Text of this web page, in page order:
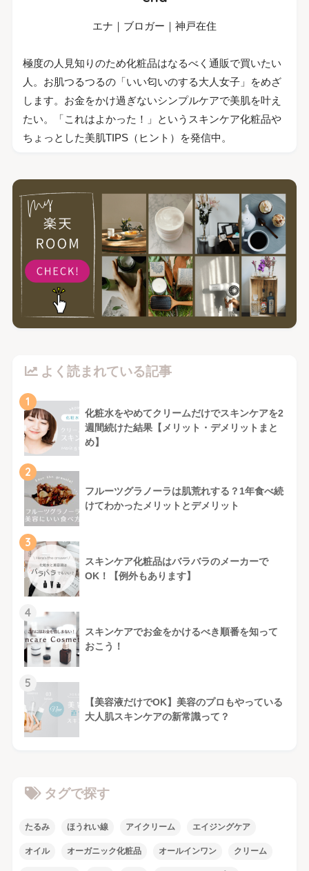
エナ｜ブロガー｜神戸在住
極度の人見知りのため化粧品はなるべく通販で買いたい
人。お肌つるつるの「いい匂いのする大人女子」をめざ
します。お金をかけ過ぎないシンプルケアで美肌を叶え
たい。「これはよかった！」というスキンケア化粧品や
ちょっとした美肌TIPS（ヒント）を発信中。
よく読まれている記事
1
化粧水をやめてクリームだけでスキンケアを2
週間続けた結果【メリット・デメリットまと
め】
2
フルーツグラノーラは肌荒れする？1年食べ続
けてわかったメリットとデメリット
3
スキンケア化粧品はバラバラのメーカーで
OK！【例外もあります】
4
スキンケアでお金をかけるべき順番を知って
おこう！
5
【美容液だけでOK】美容のプロもやっている
大人肌スキンケアの新常識って？
タグで探す
たるみ ほうれい線 アイクリーム エイジングケア
オイル オーガニック化粧品 オールインワン クリーム